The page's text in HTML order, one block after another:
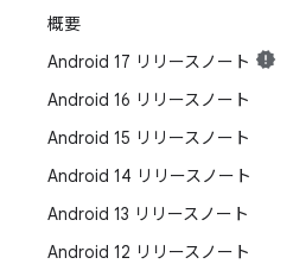
概要
Android 17 リリースノート
Android 16 リリースノート
Android 15 リリースノート
Android 14 リリースノート
Android 13 リリースノート
Android 12 リリースノート